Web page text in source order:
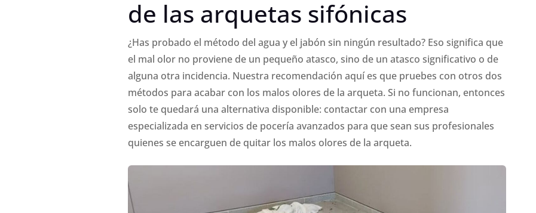
de las arquetas sifónicas
¿Has probado el método del agua y el jabón sin ningún resultado? Eso significa que
el mal olor no proviene de un pequeño atasco, sino de un atasco significativo o de
alguna otra incidencia. Nuestra recomendación aquí es que pruebes con otros dos
métodos para acabar con los malos olores de la arqueta. Si no funcionan, entonces
solo te quedará una alternativa disponible: contactar con una empresa
especializada en servicios de pocería avanzados para que sean sus profesionales
quienes se encarguen de quitar los malos olores de la arqueta.